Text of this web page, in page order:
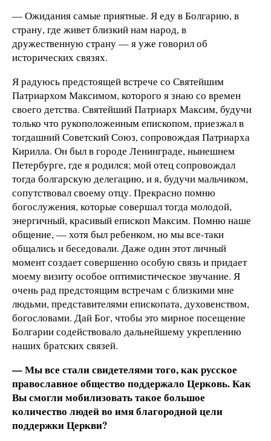
— Ожидания самые приятные. Я еду в Болгарию, в
страну, где живет близкий нам народ, в
дружественную страну — я уже говорил об
исторических связях.
Я радуюсь предстоящей встрече со Святейшим
Патриархом Максимом, которого я знаю со времен
своего детства. Святейший Патриарх Максим, будучи
только что рукоположенным епископом, приезжал в
тогдашний Советский Союз, сопровождая Патриарха
Кирилла. Он был в городе Ленинграде, нынешнем
Петербурге, где я родился; мой отец сопровождал
тогда болгарскую делегацию, и я, будучи мальчиком,
сопутствовал своему отцу. Прекрасно помню
богослужения, которые совершал тогда молодой,
энергичный, красивый епископ Максим. Помню наше
общение, — хотя был ребенком, но мы все-таки
общались и беседовали. Даже один этот личный
момент создает совершенно особую связь и придает
моему визиту особое оптимистическое звучание. Я
очень рад предстоящим встречам с близкими мне
людьми, представителями епископата, духовенством,
богословами. Дай Бог, чтобы это мирное посещение
Болгарии содействовало дальнейшему укреплению
наших братских связей.
— Мы все стали свидетелями того, как русское
православное общество поддержало Церковь. Как
Вы смогли мобилизовать такое большое
количество людей во имя благородной цели
поддержки Церкви?